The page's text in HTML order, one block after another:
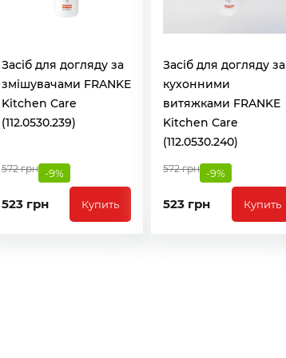
Засіб для догляду за
змішувачами FRANKE
Kitchen Care
(112.0530.239)
572 грн -9%
523 грн Купить
Засіб для догляду за
кухонними
витяжками FRANKE
Kitchen Care
(112.0530.240)
572 грн -9%
523 грн Купить